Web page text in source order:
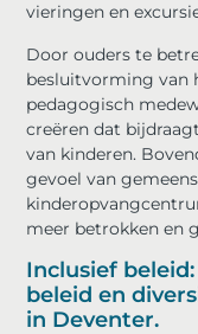
vieringen en
Door ouders te
besluitvorming van
pedagogisch
creëren dat
van kinderen.
gevoel van
meer betrokken en
Inclusief
beleid en
in Deventer.